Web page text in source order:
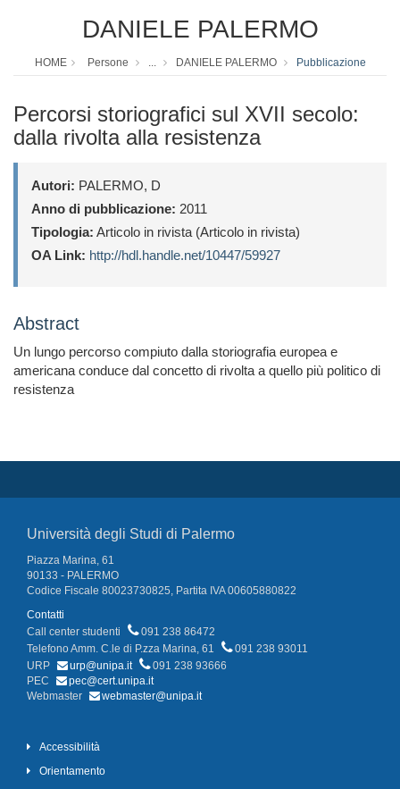
DANIELE PALERMO
HOME Persone ... DANIELE PALERMO Pubblicazione
Percorsi storiografici sul XVII secolo:
dalla rivolta alla resistenza
Autori: PALERMO, D
Anno di pubblicazione: 2011
Tipologia: Articolo in rivista (Articolo in rivista)
OA Link: http://hdl.handle.net/10447/59927
Abstract
Un lungo percorso compiuto dalla storiografia europea e
americana conduce dal concetto di rivolta a quello più politico di
resistenza
Università degli Studi di Palermo
Piazza Marina, 61
90133 - PALERMO
Codice Fiscale 80023730825, Partita IVA 00605880822
Contatti
Call center studenti
091 238 86472
Telefono Amm. C.le di P.zza Marina, 61
091 238 93011
URP
urp@unipa.it
091 238 93666
PEC
pec@cert.unipa.it
Webmaster
webmaster@unipa.it
Accessibilità
Orientamento